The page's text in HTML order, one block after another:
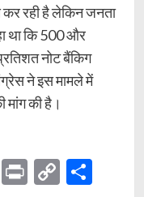
रही है लेकिन जनता
था कि 500 और
नोट बैंकिग
ने इस मामले में
मांग की है।
Print
Copy